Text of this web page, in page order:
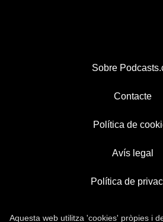
Sobre
Contacte
Política de
Avís legal
Política de
Aquesta web utilitza 'cookies' pròpies i